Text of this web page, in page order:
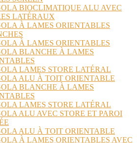
BIOCLIMATIQUE ALU AVEC
LATÉRAUX
À LAMES ORIENTABLES
À LAMES ORIENTABLES
BLANCHE À LAMES
LAMES STORE LATÉRAL
ALU À TOIT ORIENTABLE
BLANCHE À LAMES
LAMES STORE LATÉRAL
ALU AVEC STORE ET PAROI
ALU À TOIT ORIENTABLE
À LAMES ORIENTABLES AVEC